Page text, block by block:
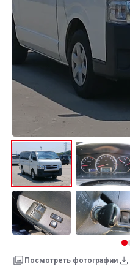
Посмотреть фотографии